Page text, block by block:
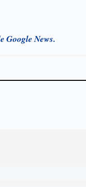
Google News.